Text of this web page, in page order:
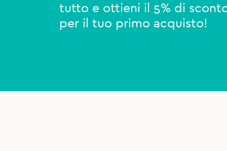
tutto e ottieni il 5% di
per il tuo primo acquisto!